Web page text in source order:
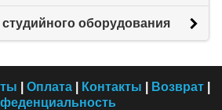
оборудования
Оплата| Контакты Возврат|